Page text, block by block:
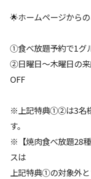
🌟ホームページから
①食べ放題予約で1グ
②日曜日〜木曜日の
OFF
※上記特典①②は3名
す。
※【焼肉食べ放題28
スは
上記特典①の対象外と